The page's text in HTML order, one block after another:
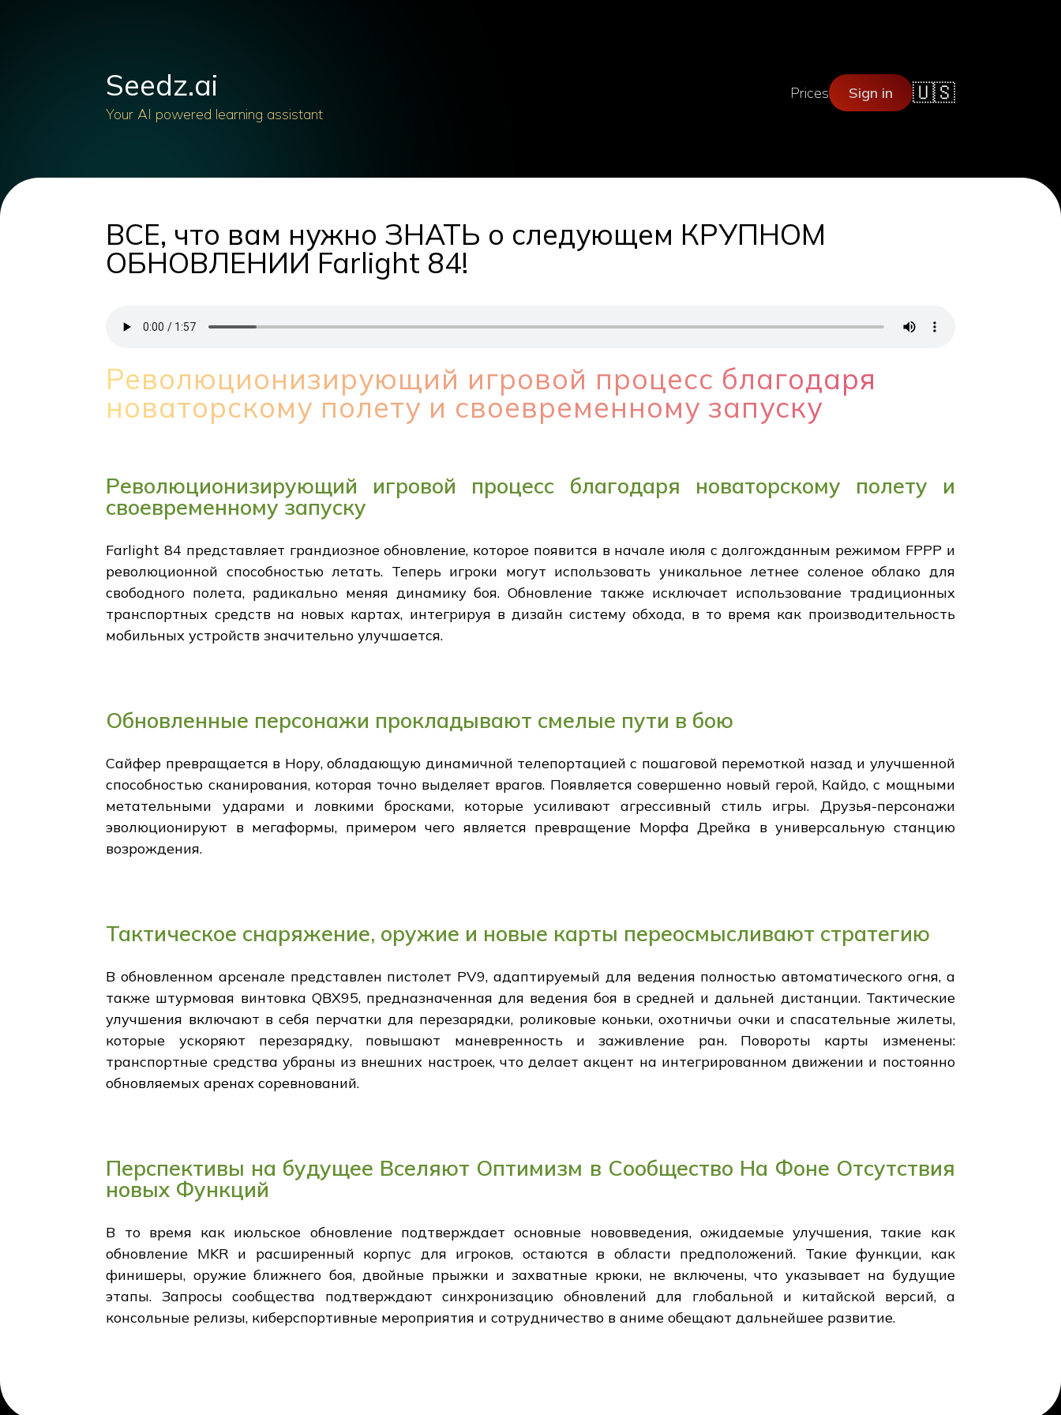
Seedz.ai
Your AI powered learning assistant
Prices Sign in 🇺🇸
ВСЕ, что вам нужно ЗНАТЬ о следующем КРУПНОМ
ОБНОВЛЕНИИ Farlight 84!
Революционизирующий игровой процесс благодаря
новаторскому полету и своевременному запуску
Революционизирующий игровой процесс благодаря новаторскому полету и
своевременному запуску
Farlight 84 представляет грандиозное обновление, которое появится в начале июля с долгожданным режимом FPPP и
революционной способностью летать. Теперь игроки могут использовать уникальное летнее соленое облако для
свободного полета, радикально меняя динамику боя. Обновление также исключает использование традиционных
транспортных средств на новых картах, интегрируя в дизайн систему обхода, в то время как производительность
мобильных устройств значительно улучшается.
Обновленные персонажи прокладывают смелые пути в бою
Сайфер превращается в Нору, обладающую динамичной телепортацией с пошаговой перемоткой назад и улучшенной
способностью сканирования, которая точно выделяет врагов. Появляется совершенно новый герой, Кайдо, с мощными
метательными ударами и ловкими бросками, которые усиливают агрессивный стиль игры. Друзья-персонажи
эволюционируют в мегаформы, примером чего является превращение Морфа Дрейка в универсальную станцию
возрождения.
Тактическое снаряжение, оружие и новые карты переосмысливают стратегию
В обновленном арсенале представлен пистолет PV9, адаптируемый для ведения полностью автоматического огня, а
также штурмовая винтовка QBX95, предназначенная для ведения боя в средней и дальней дистанции. Тактические
улучшения включают в себя перчатки для перезарядки, роликовые коньки, охотничьи очки и спасательные жилеты,
которые ускоряют перезарядку, повышают маневренность и заживление ран. Повороты карты изменены:
транспортные средства убраны из внешних настроек, что делает акцент на интегрированном движении и постоянно
обновляемых аренах соревнований.
Перспективы на будущее Вселяют Оптимизм в Сообщество На Фоне Отсутствия
новых Функций
В то время как июльское обновление подтверждает основные нововведения, ожидаемые улучшения, такие как
обновление MKR и расширенный корпус для игроков, остаются в области предположений. Такие функции, как
финишеры, оружие ближнего боя, двойные прыжки и захватные крюки, не включены, что указывает на будущие
этапы. Запросы сообщества подтверждают синхронизацию обновлений для глобальной и китайской версий, а
консольные релизы, киберспортивные мероприятия и сотрудничество в аниме обещают дальнейшее развитие.